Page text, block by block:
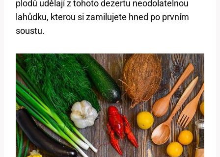
plodů udělají z tohoto dezertu neodolatelnou
lahůdku, kterou si zamilujete hned po prvním
soustu.